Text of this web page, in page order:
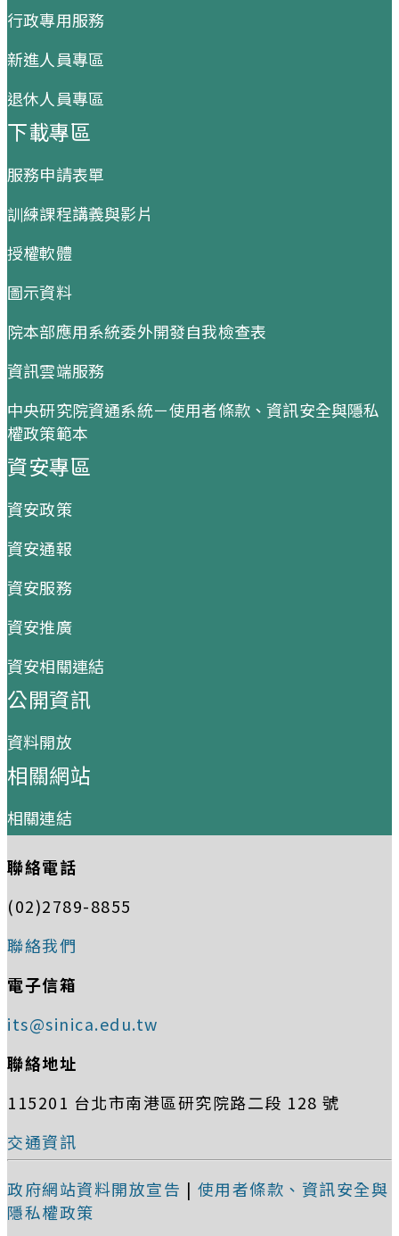
行政專用服務
新進人員專區
退休人員專區
下載專區
服務申請表單
訓練課程講義與影片
授權軟體
圖示資料
院本部應用系統委外開發自我檢查表
資訊雲端服務
中央研究院資通系統－使用者條款、資訊安全與隱私
權政策範本
資安專區
資安政策
資安通報
資安服務
資安推廣
資安相關連結
公開資訊
資料開放
相關網站
相關連結
聯絡電話
(02)2789-8855
聯絡我們
電子信箱
its@sinica.edu.tw
聯絡地址
115201 台北市南港區研究院路二段 128 號
交通資訊
政府網站資料開放宣告 | 使用者條款、資訊安全與
隱私權政策